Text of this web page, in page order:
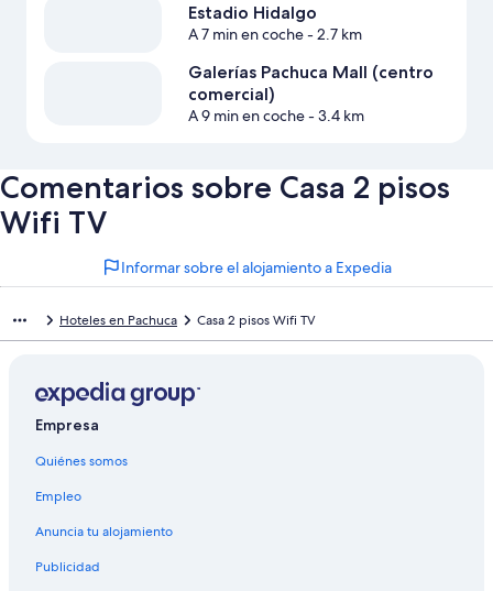
Estadio Hidalgo
A 7 min en coche- 2.7 km
Galerías Pachuca Mall (centro
comercial)
A 9 min en coche- 3.4 km
Comentarios sobre Casa 2 pisos
Wifi TV
Informar sobre el alojamiento a Expedia
Hoteles en Pachuca Casa 2 pisos Wifi TV
Empresa
Quiénes somos
Empleo
Anuncia tu alojamiento
Publicidad